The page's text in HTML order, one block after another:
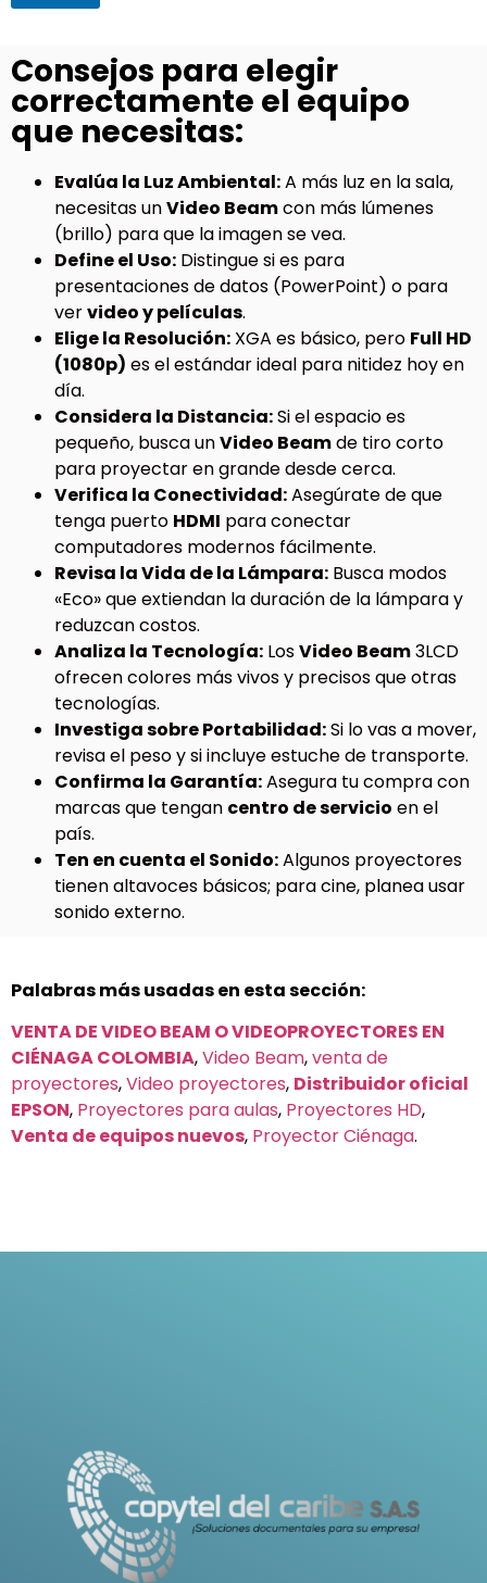
Consejos para elegir
correctamente el equipo
que necesitas:
Evalúa la Luz Ambiental:A más luz en la sala,
necesitas unVideo Beamcon más lúmenes
(brillo) para que la imagen se vea.
Define el Uso: Distingue si es para
presentaciones de datos (PowerPoint) o para
vervideo y películas.
Elige la Resolución: XGA es básico, pero Full HD
(1080p) es el estándar ideal para nitidez hoy en
día.
Considera la Distancia:Si el espacio es
pequeño, busca unVideo Beamde tiro corto
para proyectar en grande desde cerca.
Verifica la Conectividad:Asegúrate de que
tenga puerto HDMI para conectar
computadores modernos fácilmente.
Revisa la Vida de la Lámpara: Busca modos
«Eco» que extiendan la duración de la lámpara y
reduzcan costos.
Analiza la Tecnología: LosVideo Beam3LCD
ofrecen colores más vivos y precisos que otras
tecnologías.
Investiga sobre Portabilidad:Si lo vas a mover,
revisa el peso y si incluye estuche de transporte.
Confirma la Garantía:Asegura tu compra con
marcas que tengan centro de servicio en el
país.
Ten en cuenta el Sonido:Algunos proyectores
tienen altavoces básicos; para cine, planea usar
sonido externo.
Palabras más usadas en esta sección:
VENTA DE VIDEO BEAM O VIDEOPROYECTORES EN
CIÉNAGA COLOMBIA,Video Beam,venta de
proyectores,Video proyectores, Distribuidor oficial
EPSON, Proyectores para aulas, Proyectores HD,
Venta de equipos nuevos, Proyector Ciénaga.